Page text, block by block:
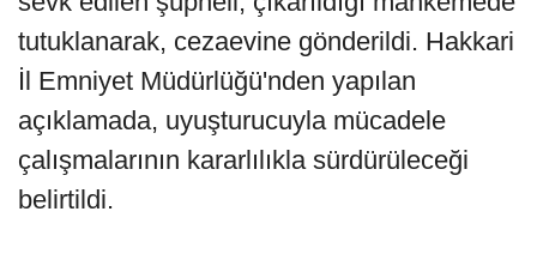
tutuklanarak, cezaevine gönderildi. Hakkari
İl Emniyet Müdürlüğü'nden yapılan
açıklamada, uyuşturucuyla mücadele
çalışmalarının kararlılıkla sürdürüleceği
belirtildi.